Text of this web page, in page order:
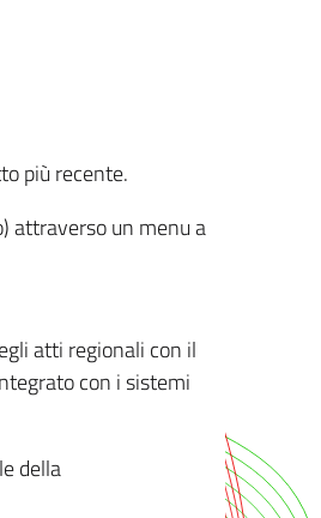
più recente.
attraverso un menu a
atti regionali con il
con i sistemi
della